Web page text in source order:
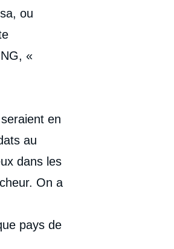
ou
«
en
au
dans les
On a
pays de